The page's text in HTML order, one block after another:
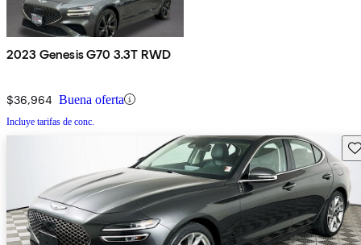
2023 Genesis G70 3.3T RWD
$36,964 Buena oferta
Incluye tarifas de conc.